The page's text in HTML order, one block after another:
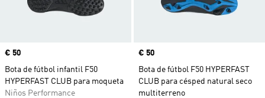
Precio
€ 50
Bota de fútbol infantil F50
HYPERFAST CLUB para moqueta
Niños Performance
Precio
€ 50
Bota de fútbol F50 HYPERFAST
CLUB para césped natural seco
multiterreno